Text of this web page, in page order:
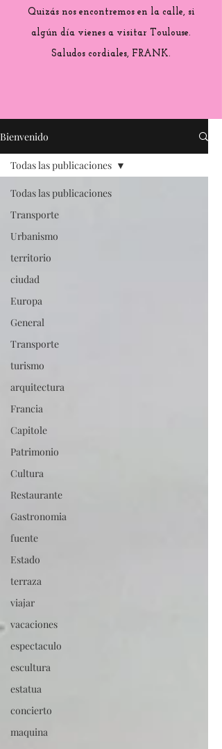
Quizás nos encontremos en la calle, si
algún día vienes a visitar Toulouse.
Saludos cordiales, FRANK.
Bienvenido
Todas las publicaciones
Transporte
Urbanismo
territorio
ciudad
Europa
General
Transporte
turismo
arquitectura
Francia
Capitole
Patrimonio
Cultura
Restaurante
Gastronomia
fuente
Estado
terraza
viajar
vacaciones
espectaculo
escultura
estatua
concierto
maquina
Todas las publicaciones